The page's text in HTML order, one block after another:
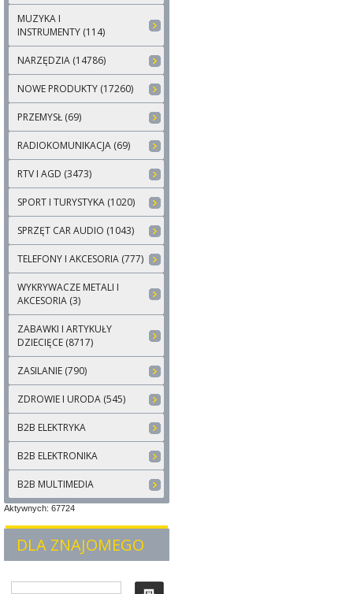
MUZYKA I
INSTRUMENTY (114)
NARZĘDZIA (14786)
NOWE PRODUKTY (17260)
PRZEMYSŁ (69)
RADIOKOMUNIKACJA (69)
RTV I AGD (3473)
SPORT I TURYSTYKA (1020)
SPRZĘT CAR AUDIO (1043)
TELEFONY I AKCESORIA (777)
WYKRYWACZE METALI I
AKCESORIA (3)
ZABAWKI I ARTYKUŁY
DZIECIĘCE (8717)
ZASILANIE (790)
ZDROWIE I URODA (545)
B2B ELEKTRYKA
B2B ELEKTRONIKA
B2B MULTIMEDIA
Aktywnych: 67724
DLA ZNAJOMEGO